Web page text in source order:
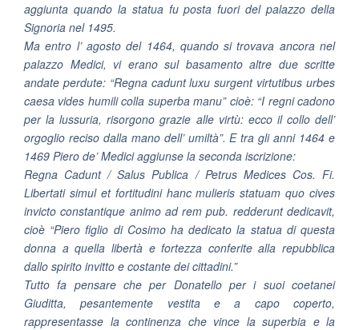
aggiunta quando la statua fu posta fuori del palazzo della
Signoria nel 1495.
Ma entro l’ agosto del 1464, quando si trovava ancora nel
palazzo Medici, vi erano sul basamento altre due scritte
andate perdute: “Regna cadunt luxu surgent virtutibus urbes
caesa vides humili colla superba manu” cioè: “I regni cadono
per la lussuria, risorgono grazie alle virtù: ecco il collo dell’
orgoglio reciso dalla mano dell’ umiltà”. E tra gli anni 1464 e
1469 Piero de’ Medici aggiunse la seconda iscrizione:
Regna Cadunt / Salus Publica / Petrus Medices Cos. Fi.
Libertati simul et fortitudini hanc mulieris statuam quo cives
invicto constantique animo ad rem pub. redderunt dedicavit,
cioè “Piero figlio di Cosimo ha dedicato la statua di questa
donna a quella libertà e fortezza conferite alla repubblica
dallo spirito invitto e costante dei cittadini.”
Tutto fa pensare che per Donatello per i suoi coetanei
Giuditta, pesantemente vestita e a capo coperto,
rappresentasse la continenza che vince la superbia e la